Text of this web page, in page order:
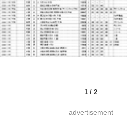
1 / 2
advertisement